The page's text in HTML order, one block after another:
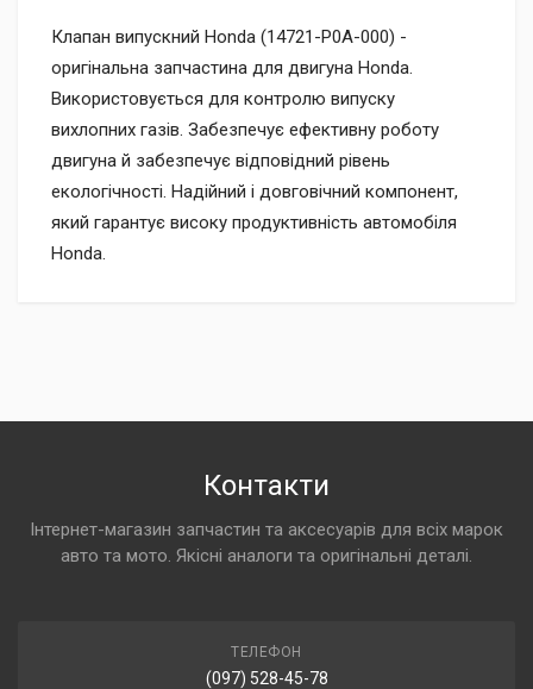
Клапан випускний Honda (14721-P0A-000) -
оригінальна запчастина для двигуна Honda.
Використовується для контролю випуску
вихлопних газів. Забезпечує ефективну роботу
двигуна й забезпечує відповідний рівень
екологічності. Надійний і довговічний компонент,
який гарантує високу продуктивність автомобіля
Honda.
Контакти
Інтернет-магазин запчастин та аксесуарів для всіх марок
авто та мото. Якісні аналоги та оригінальні деталі.
ТЕЛЕФОН
(097) 528-45-78